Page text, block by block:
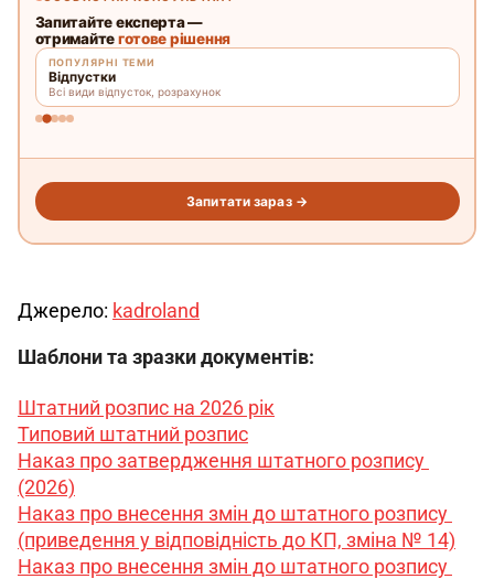
Джерело: kadroland
Шаблони та зразки документів:
Штатний розпис на 2026 рік
Типовий штатний розпис
Наказ про затвердження штатного розпису
(2026)
Наказ про внесення змін до штатного розпису
(приведення у відповідність до КП, зміна № 14)
Наказ про внесення змін до штатного розпису